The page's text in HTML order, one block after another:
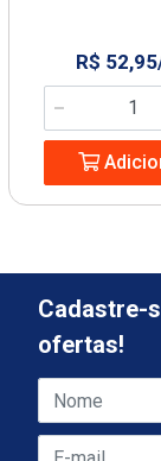
R$
Cadastre-
ofertas!